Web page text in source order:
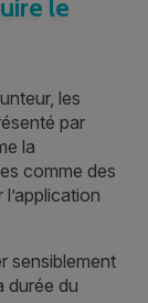
le
les
par
la
comme des
sensiblement
durée du